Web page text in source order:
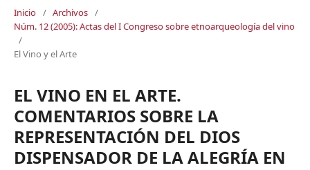
Inicio / Archivos /
Núm. 12 (2005): Actas del I Congreso sobre etnoarqueología del vino
/
El Vino y el Arte
EL VINO EN EL ARTE.
COMENTARIOS SOBRE LA
REPRESENTACIÓN DEL DIOS
DISPENSADOR DE LA ALEGRÍA EN